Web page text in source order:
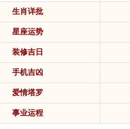
生肖详批
星座运势
装修吉日
手机吉凶
爱情塔罗
事业运程